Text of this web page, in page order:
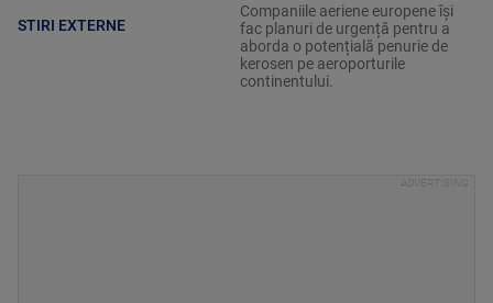
STIRI EXTERNE
Companiile aeriene europene își
fac planuri de urgență pentru a
aborda o potențială penurie de
kerosen pe aeroporturile
continentului.